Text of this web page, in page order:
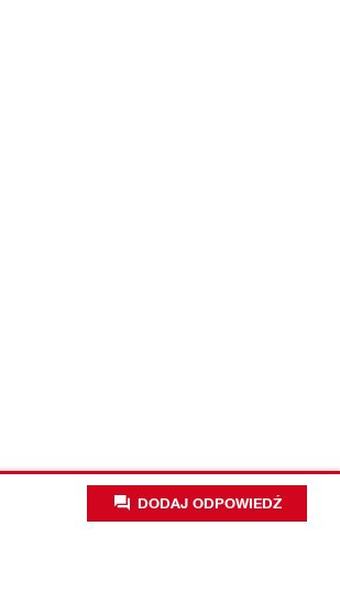
DODAJ ODPOWIEDŹ